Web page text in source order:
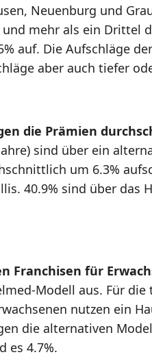
Neuenburg und
mehr als ein Drittel
auf. Die Aufschläge
aber auch tiefer
die Prämien
sind über ein
um 6.3%
40.9% sind über
Franchisen für
Modell aus. Für
nutzen ein
die alternativen
es 4.7%.